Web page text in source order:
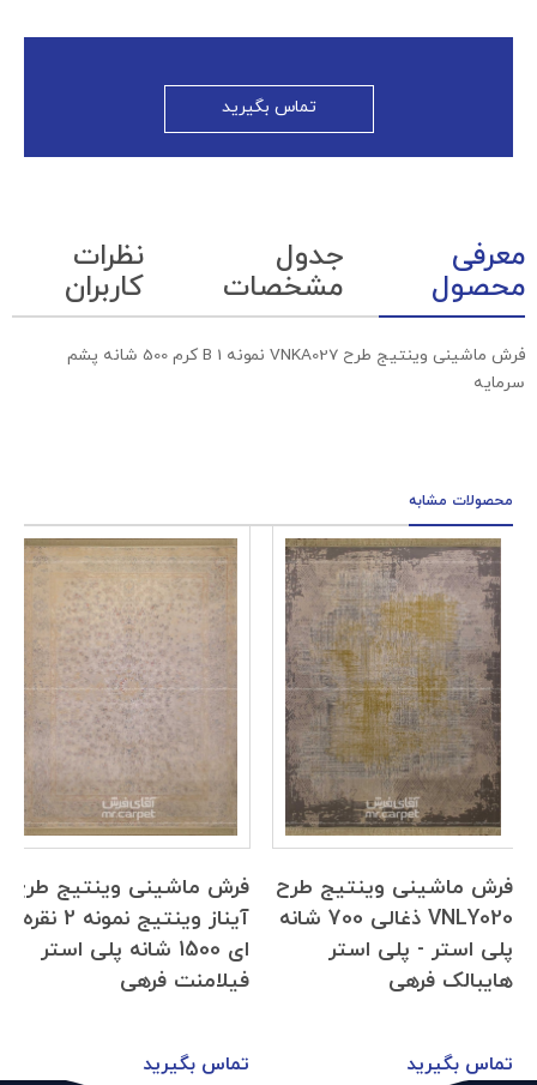
تماس بگیرید
معرفی
محصول
جدول
مشخصات
نظرات
کاربران
فرش ماشینی وینتیج طرح VNKA027 نمونه 1 B کرم 500 شانه پشم
سرمایه
محصولات مشابه
فرش ماشینی وینتیج طرح
VNLY020 ذغالی 700 شانه
پلی استر - پلی استر
هایبالک فرهی
تماس بگیرید
فرش ماشینی وینتیج طرح
آیناز وینتیج نمونه 2 نقره
ای 1500 شانه پلی استر
فیلامنت فرهی
تماس بگیرید